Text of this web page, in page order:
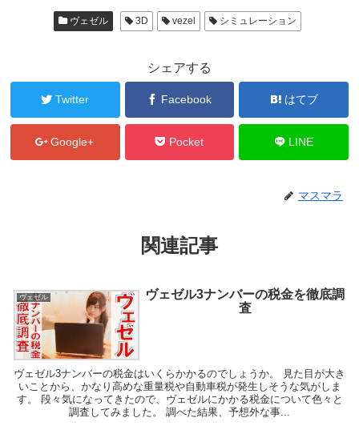
ヴェゼル 3D vezel シミュレーション
シェアする
Twitter Facebook はてブ
Google+ Pocket LINE
マスマラ
関連記事
ヴェゼル
ヴェゼル3ナンバーの税金を徹底調
査
ヴェゼル3ナンバーの税金はいくらかかるのでしょうか。 見た目が大き
いことから、かなり高めな重量税や自動車税が発生しそうな気がしま
す。 段々気になってきたので、ヴェゼルにかかる税金について色々と
調査してみました。 調べた結果、予想外な事...